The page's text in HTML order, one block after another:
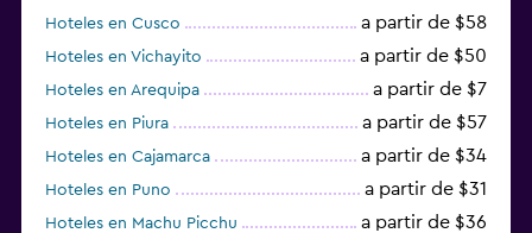
Hoteles en Cusco a partir de $58
Hoteles en Vichayito a partir de $50
Hoteles en Arequipa a partir de $7
Hoteles en Piura a partir de $57
Hoteles en Cajamarca a partir de $34
Hoteles en Puno a partir de $31
Hoteles en Machu Picchu a partir de $36